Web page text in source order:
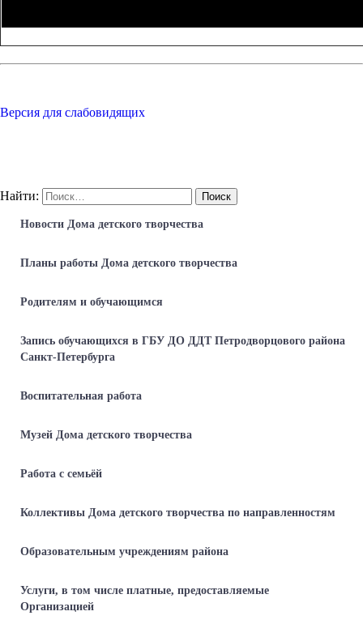
Версия для слабовидящих
Найти:
Новости Дома детского творчества
Планы работы Дома детского творчества
Родителям и обучающимся
Запись обучающихся в ГБУ ДО ДДТ Петродворцового района
Санкт-Петербурга
Воспитательная работа
Музей Дома детского творчества
Работа с семьёй
Коллективы Дома детского творчества по направленностям
Образовательным учреждениям района
Услуги, в том числе платные, предоставляемые
Организацией